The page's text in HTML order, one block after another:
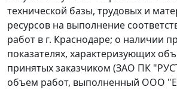
технической базы, трудовых и
ресурсов на выполнение
работ в г. Краснодаре; о наличии
показателях, характеризующих
принятых заказчиком (ЗАО ПК
объем работ, выполненный ООО